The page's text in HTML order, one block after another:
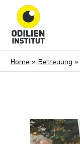
Home » Betreuung »